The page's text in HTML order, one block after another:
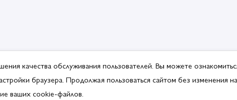
сантехники.
качества обслуживания пользователей. Вы можете
браузера. Продолжая пользоваться сайтом без изменения
ваших cookie-файлов.